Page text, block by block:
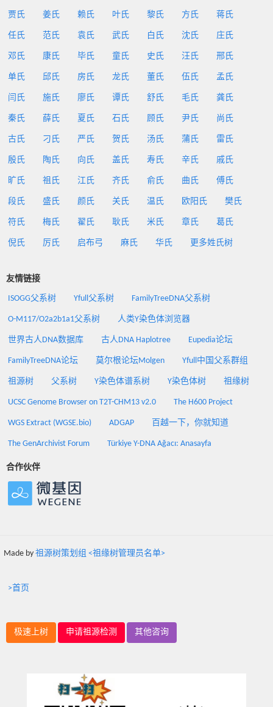
贾氏 姜氏 赖氏 叶氏 黎氏 方氏 蒋氏
任氏 范氏 袁氏 武氏 白氏 沈氏 庄氏
邓氏 康氏 毕氏 童氏 史氏 汪氏 邢氏
单氏 邱氏 房氏 龙氏 董氏 伍氏 孟氏
闫氏 施氏 廖氏 谭氏 舒氏 毛氏 龚氏
秦氏 薛氏 夏氏 石氏 顾氏 尹氏 尚氏
古氏 刁氏 严氏 贺氏 汤氏 蒲氏 雷氏
殷氏 陶氏 向氏 盖氏 寿氏 辛氏 戚氏
旷氏 祖氏 江氏 齐氏 俞氏 曲氏 傅氏
段氏 盛氏 颜氏 关氏 温氏 欧阳氏 樊氏
符氏 梅氏 翟氏 耿氏 米氏 章氏 葛氏
倪氏 厉氏 启布弓 麻氏 华氏 更多姓氏树
友情链接
ISOGG父系树 Yfull父系树 FamilyTreeDNA父系树
O-M117/O2a2b1a1父系树 人类Y染色体浏览器
世界古人DNA数据库 古人DNA Haplotree Eupedia论坛
FamilyTreeDNA论坛 莫尔根论坛Molgen Yfull中国父系群组
祖源树 父系树 Y染色体谱系树 Y染色体树 祖缘树
UCSC Genome Browser on T2T-CHM13 v2.0 The H600 Project
WGS Extract (WGSE.bio) ADGAP 百越一下，你就知道
The GenArchivist Forum Türkiye Y-DNA Ağacı: Anasayfa
合作伙伴
Made by 祖源树策划组 <祖缘树管理员名单>
>首页
极速上树 申请祖源检测 其他咨询